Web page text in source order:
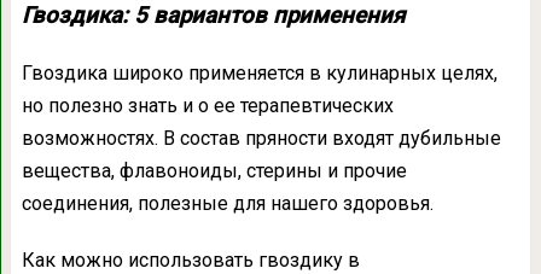
Гвоздика: 5 вариантов применения
Гвоздика широко применяется в кулинарных целях,
но полезно знать и о ее терапевтических
возможностях. В состав пряности входят дубильные
вещества, флавоноиды, стерины и прочие
соединения, полезные для нашего здоровья.
Как можно использовать гвоздику в